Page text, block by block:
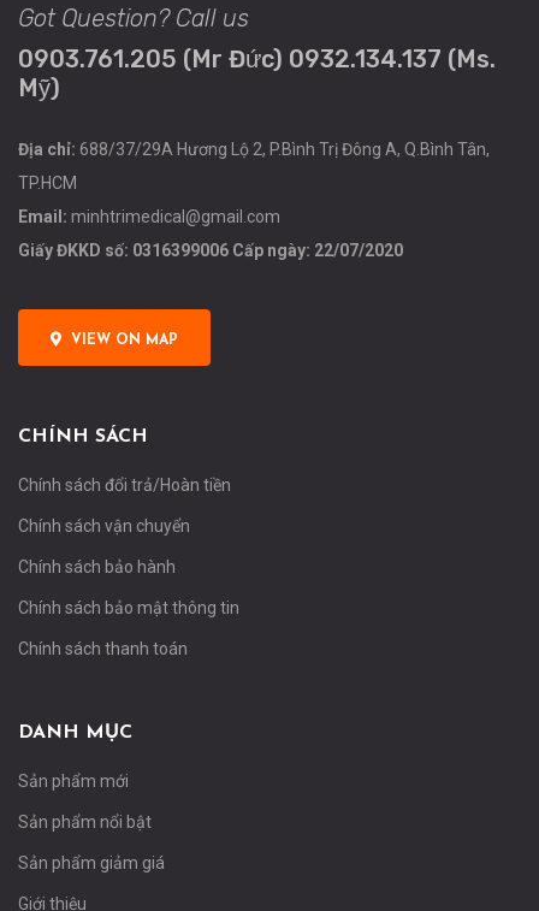
Got Question? Call us
0903.761.205 (Mr Đức) 0932.134.137 (Ms.
Mỹ)
Địa chỉ: 688/37/29A Hương Lộ 2, P.Bình Trị Đông A, Q.Bình Tân,
TP.HCM
Email: minhtrimedical@gmail.com
Giấy ĐKKD số: 0316399006 Cấp ngày: 22/07/2020
VIEW ON MAP
CHÍNH SÁCH
Chính sách đổi trả/Hoàn tiền
Chính sách vận chuyển
Chính sách bảo hành
Chính sách bảo mật thông tin
Chính sách thanh toán
DANH MỤC
Sản phẩm mới
Sản phẩm nổi bật
Sản phẩm giảm giá
Giới thiệu